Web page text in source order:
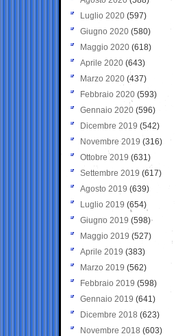
Luglio 2020 (597)
Giugno 2020 (580)
Maggio 2020 (618)
Aprile 2020 (643)
Marzo 2020 (437)
Febbraio 2020 (593)
Gennaio 2020 (596)
Dicembre 2019 (542)
Novembre 2019 (316)
Ottobre 2019 (631)
Settembre 2019 (617)
Agosto 2019 (639)
Luglio 2019 (654)
Giugno 2019 (598)
Maggio 2019 (527)
Aprile 2019 (383)
Marzo 2019 (562)
Febbraio 2019 (598)
Gennaio 2019 (641)
Dicembre 2018 (623)
Novembre 2018 (603)